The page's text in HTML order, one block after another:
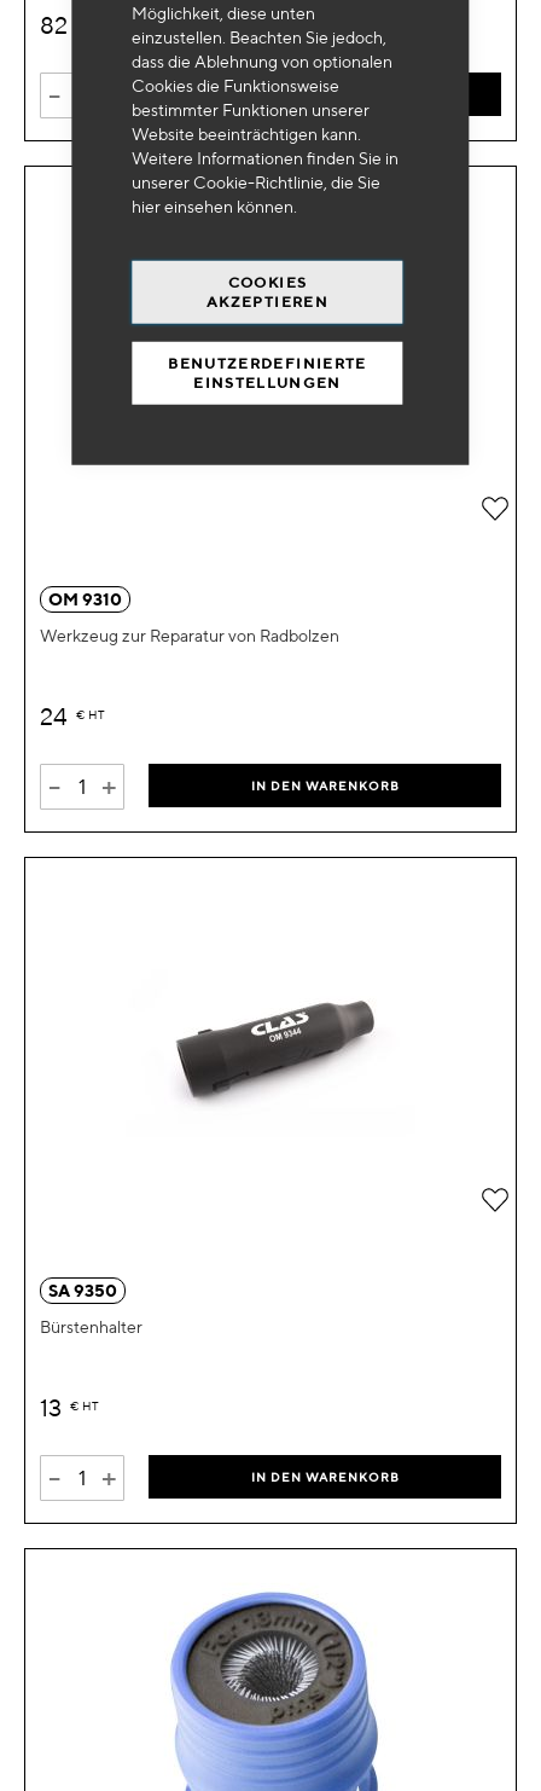
Möglichkeit, diese unten
einzustellen. Beachten Sie jedoch,
dass die Ablehnung von optionalen
Cookies die Funktionsweise
bestimmter Funktionen unserer
Website beeinträchtigen kann.
Weitere Informationen finden Sie in
unserer Cookie-Richtlinie, die Sie
hiereinsehen können.
COOKIES
AKZEPTIEREN
BENUTZERDEFINIERTE
EINSTELLUNGEN
82
- IN DEN WARENKORB
OM 9310
Werkzeug zur Reparatur von Radbolzen
24 € HT
- + IN DEN WARENKORB
Zur
SA 9350
Bürstenhalter
13 € HT
- + IN DEN WARENKORB
Zur